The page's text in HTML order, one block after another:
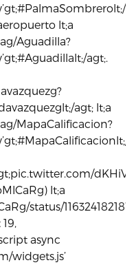
lt;a
Aguadilla?
agt;.
agt; lt;a
MapaCalificacion?
lt;a
status/
async
widgets.js’